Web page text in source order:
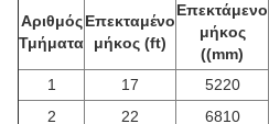
Αριθμός
Τμήματα
Επεκταμένο
μήκος (ft)
Επεκτάμενο
μήκος
((mm)
1 17 5220
2
22 6810